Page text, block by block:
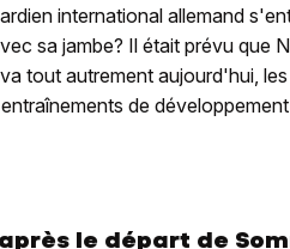
international allemand
sa jambe? Il était prévu que
tout autrement aujourd'hui,
de
le départ de